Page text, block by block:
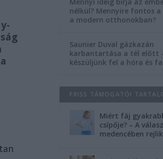
nélkül? Mennyire fontos
a modern otthonokban?
Saunier Duval gázkazán
karbantartása a tél előtt
készüljünk fel a hóra és
FRISS TÁMOGATÓI
Miért fáj
csípője? – A
medencében rejlik